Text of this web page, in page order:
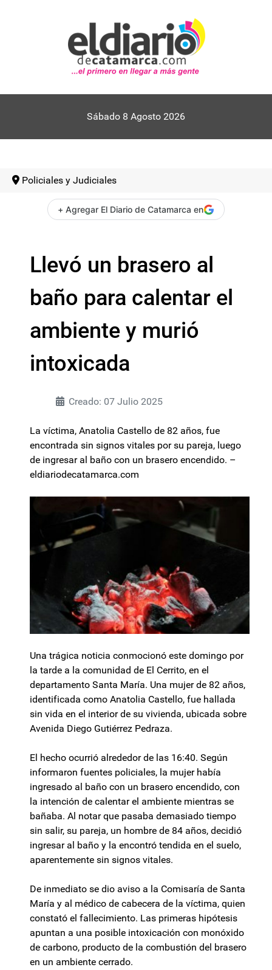
Sábado 8 Agosto 2026
Policiales y Judiciales
+ Agregar El Diario de Catamarca en
Llevó un brasero al
baño para calentar el
ambiente y murió
intoxicada
Creado: 07 Julio 2025
La víctima, Anatolia Castello de 82 años, fue
encontrada sin signos vitales por su pareja, luego
de ingresar al baño con un brasero encendido. –
eldiariodecatamarca.com
Una trágica noticia conmocionó este domingo por
la tarde a la comunidad de El Cerrito, en el
departamento Santa María. Una mujer de 82 años,
identificada como Anatolia Castello, fue hallada
sin vida en el interior de su vivienda, ubicada sobre
Avenida Diego Gutiérrez Pedraza.
El hecho ocurrió alrededor de las 16:40. Según
informaron fuentes policiales, la mujer había
ingresado al baño con un brasero encendido, con
la intención de calentar el ambiente mientras se
bañaba. Al notar que pasaba demasiado tiempo
sin salir, su pareja, un hombre de 84 años, decidió
ingresar al baño y la encontró tendida en el suelo,
aparentemente sin signos vitales.
De inmediato se dio aviso a la Comisaría de Santa
María y al médico de cabecera de la víctima, quien
constató el fallecimiento. Las primeras hipótesis
apuntan a una posible intoxicación con monóxido
de carbono, producto de la combustión del brasero
en un ambiente cerrado.